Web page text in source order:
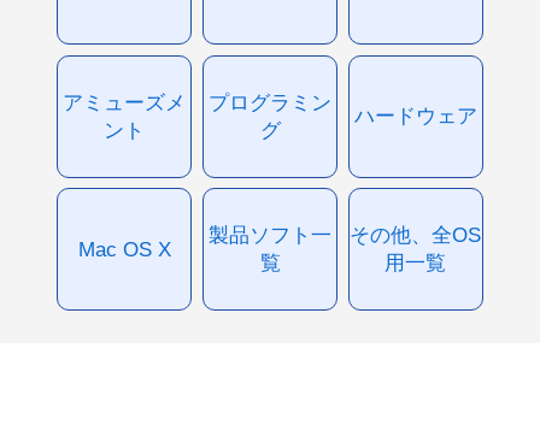
アミューズメ
ント
プログラミン
グ
ハードウェア
Mac OS X
製品ソフト一
覧
その他、全OS
用一覧